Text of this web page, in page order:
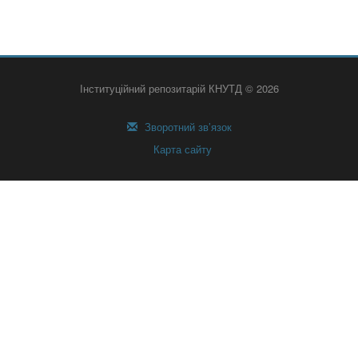
Інституційний репозитарій КНУТД © 2026
Зворотний зв’язок
Карта сайту